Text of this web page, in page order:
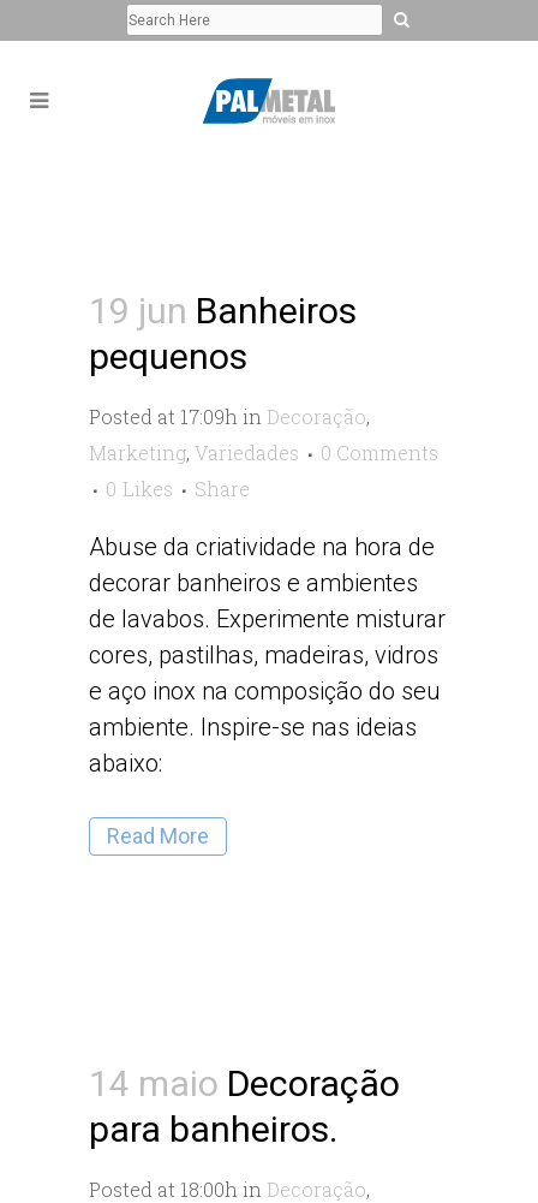
19 jun Banheiros
pequenos
Posted at 17:09h in Decoração,
Marketing, Variedades
0 Comments
0 Likes Share
Abuse da criatividade na hora de
decorar banheiros e ambientes
de lavabos. Experimente misturar
cores, pastilhas, madeiras, vidros
e aço inox na composição do seu
ambiente. Inspire-se nas ideias
abaixo:
Read More
14 maio Decoração
para banheiros.
Posted at 18:00h in Decoração,